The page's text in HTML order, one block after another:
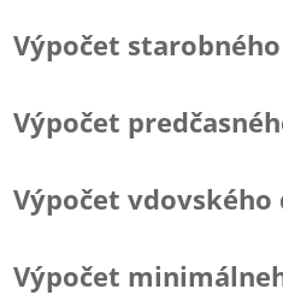
Výpočet
Výpočet
Výpočet vdovského
Výpočet